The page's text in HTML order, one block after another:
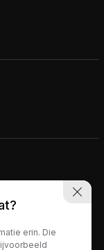
erin. Die